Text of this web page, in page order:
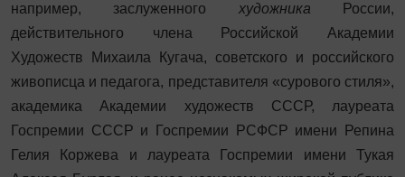
например, заслуженного художника России,
действительного члена Российской Академии
Художеств Михаила Кугача, советского и российского
живописца и педагога, представителя «сурового стиля»,
академика Академии художеств СССР, лауреата
Госпремии СССР и Госпремии РСФСР имени Репина
Гелия Коржева и лауреата Госпремии имени Тукая